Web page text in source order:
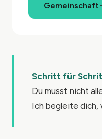
Gemeinschaft
Schritt für
Du musst nicht
Ich begleite dich,